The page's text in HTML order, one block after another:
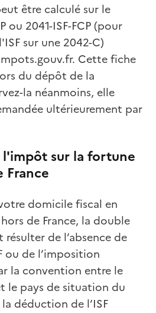
être calculé sur le
ou 2041-ISF-FCP (pour
sur une 2042-C)
Cette fiche
du dépôt de la
la néanmoins, elle
ultérieurement par
sur la fortune
France
domicile fiscal en
de France, la double
de l’absence de
ou de l’imposition
la convention entre le
le pays de situation du
déduction de l’ISF